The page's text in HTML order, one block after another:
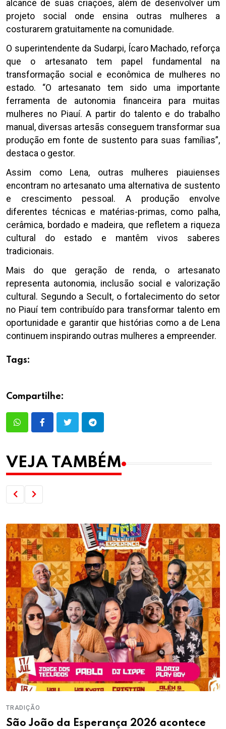
alcance de suas criações, além de desenvolver um
projeto social onde ensina outras mulheres a
costurarem gratuitamente na comunidade.
O superintendente da Sudarpi, Ícaro Machado, reforça
que o artesanato tem papel fundamental na
transformação social e econômica de mulheres no
estado. “O artesanato tem sido uma importante
ferramenta de autonomia financeira para muitas
mulheres no Piauí. A partir do talento e do trabalho
manual, diversas artesãs conseguem transformar sua
produção em fonte de sustento para suas famílias”,
destaca o gestor.
Assim como Lena, outras mulheres piauienses
encontram no artesanato uma alternativa de sustento
e crescimento pessoal. A produção envolve
diferentes técnicas e matérias-primas, como palha,
cerâmica, bordado e madeira, que refletem a riqueza
cultural do estado e mantêm vivos saberes
tradicionais.
Mais do que geração de renda, o artesanato
representa autonomia, inclusão social e valorização
cultural. Segundo a Secult, o fortalecimento do setor
no Piauí tem contribuído para transformar talento em
oportunidade e garantir que histórias como a de Lena
continuem inspirando outras mulheres a empreender.
Tags:
Compartilhe:
VEJA TAMBÉM
TRADIÇÃO
São João da Esperança 2026 acontece